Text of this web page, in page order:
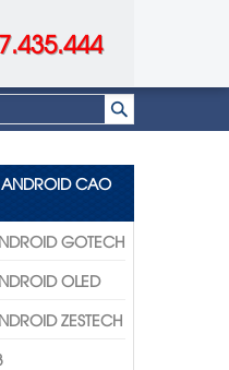
CAO
GOTECH
OLED
ZESTECH